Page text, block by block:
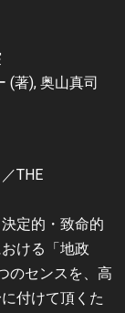
(著), 奥山真司
THE
定的・致命的
ける「地政
のセンスを、高
付けて頂くた